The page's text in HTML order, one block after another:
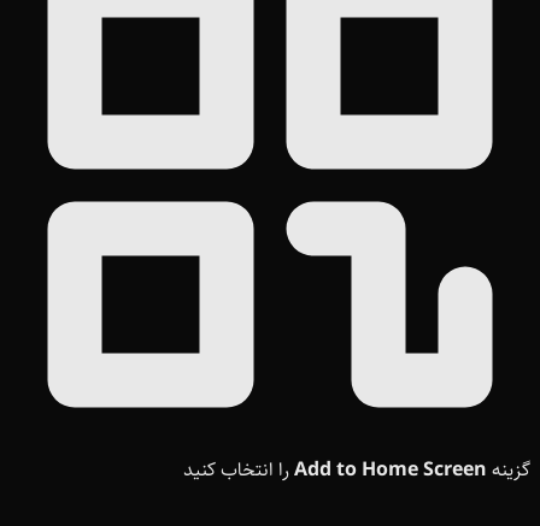
گزینه Add to Home Screenرا انتخاب کنید